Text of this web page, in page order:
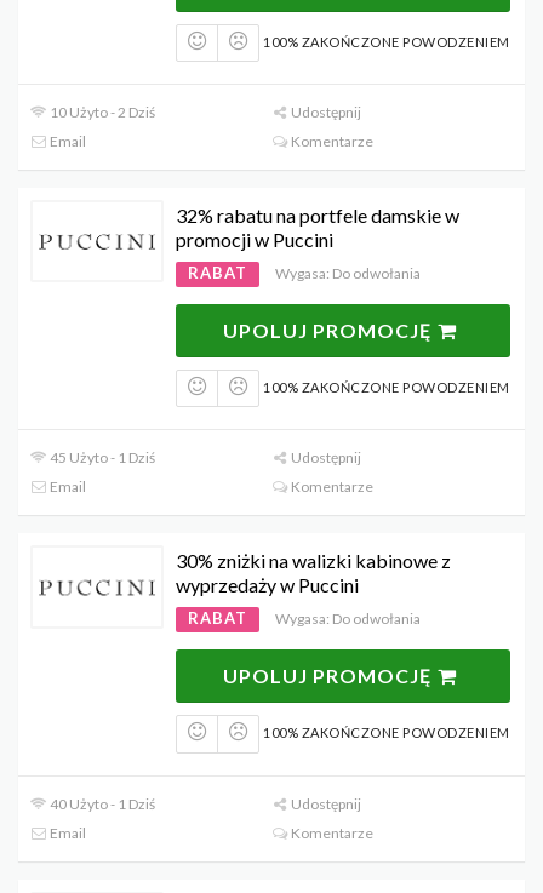
100% ZAKOŃCZONE POWODZENIEM
10 Użyto - 2 Dziś
Udostępnij
Email
Komentarze
32% rabatu na portfele damskie w
promocji w Puccini
RABAT Wygasa: Do odwołania
UPOLUJ PROMOCJĘ
100% ZAKOŃCZONE POWODZENIEM
45 Użyto - 1 Dziś
Udostępnij
Email
Komentarze
30% zniżki na walizki kabinowe z
wyprzedaży w Puccini
RABAT Wygasa: Do odwołania
UPOLUJ PROMOCJĘ
100% ZAKOŃCZONE POWODZENIEM
40 Użyto - 1 Dziś
Udostępnij
Email
Komentarze